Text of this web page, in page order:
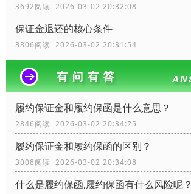
3692阅读 2026-03-02 20:32:08
保证金退还的核心条件
3806阅读 2026-03-02 20:31:54
履约保证金和履约保函是什么意思？
2846阅读 2026-03-02 20:34:25
履约保证金和履约保函的区别？
3008阅读 2026-03-02 20:34:08
什么是履约保函,履约保函有什么风险呢？